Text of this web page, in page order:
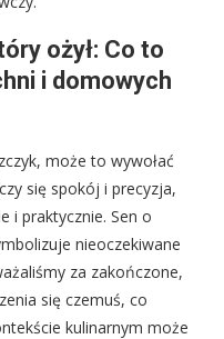
ożył: Co to
i domowych
może to wywołać
się spokój i precyzja,
i praktycznie. Sen o
nieoczekiwane
za zakończone,
się czemuś, co
kulinarnym może